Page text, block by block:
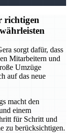
richtigen
sorgt dafür, dass
Mitarbeitern und
Umzüge
auf das neue
macht den
einem
für Schritt und
zu berücksichtigen.